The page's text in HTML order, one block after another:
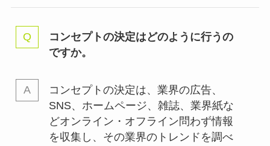
コンセプトの決定はどのように行うの
ですか。
コンセプトの決定は、業界の広告、
SNS、ホームページ、雑誌、業界紙な
どオンライン・オフライン問わず情報
を収集し、その業界のトレンドを調べ